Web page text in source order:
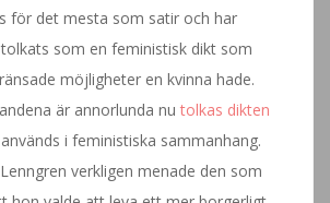
för det mesta som satir och har
som en feministisk dikt som
möjligheter en kvinna hade.
är annorlunda nu tolkas dikten
i feministiska sammanhang.
verkligen menade den som